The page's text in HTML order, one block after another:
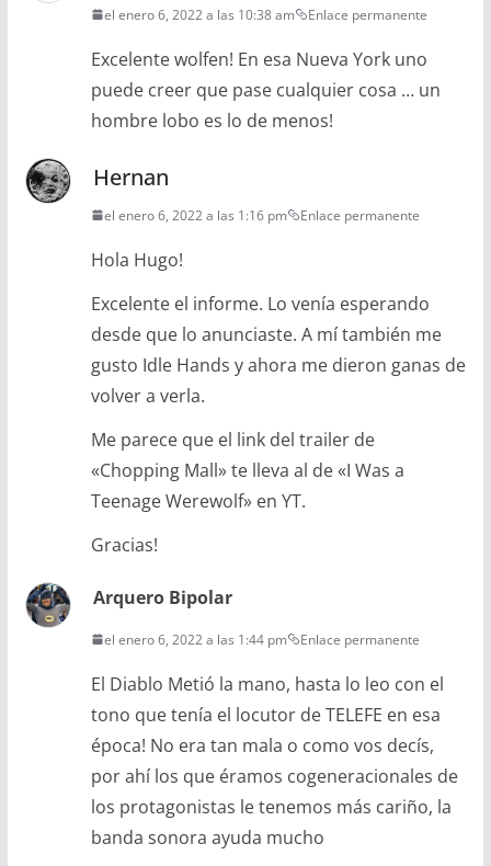
el enero 6, 2022 a las 10:38 am Enlace permanente
Excelente wolfen! En esa Nueva York uno
puede creer que pase cualquier cosa … un
hombre lobo es lo de menos!
Hernan
el enero 6, 2022 a las 1:16 pm Enlace permanente
Hola Hugo!
Excelente el informe. Lo venía esperando
desde que lo anunciaste. A mí también me
gusto Idle Hands y ahora me dieron ganas de
volver a verla.
Me parece que el link del trailer de
«Chopping Mall» te lleva al de «I Was a
Teenage Werewolf» en YT.
Gracias!
Arquero Bipolar
el enero 6, 2022 a las 1:44 pm Enlace permanente
El Diablo Metió la mano, hasta lo leo con el
tono que tenía el locutor de TELEFE en esa
época! No era tan mala o como vos decís,
por ahí los que éramos cogeneracionales de
los protagonistas le tenemos más cariño, la
banda sonora ayuda mucho